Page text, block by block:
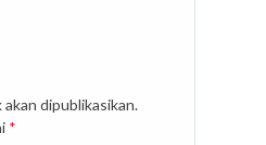
dipublikasikan.
*